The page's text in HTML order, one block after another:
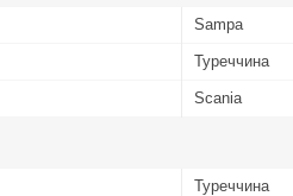
Sampa
Туреччина
Scania
Туреччина